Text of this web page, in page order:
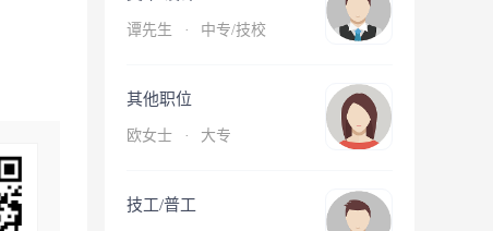
谭先生 · 中专/技校
其他职位
欧女士 · 大专
技工/普工